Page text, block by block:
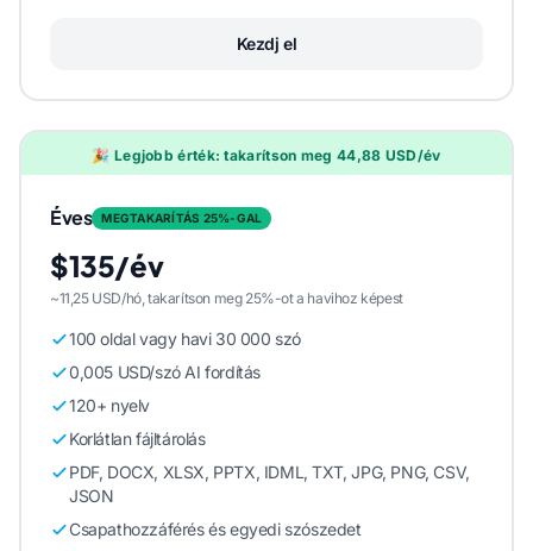
Kezdj el
🎉 Legjobb érték: takarítson meg 44,88 USD/év
Éves MEGTAKARÍTÁS 25%-GAL
$135/év
~11,25 USD/hó, takarítson meg 25%-ot a havihoz képest
100 oldal vagy havi 30 000 szó
0,005 USD/szó AI fordítás
120+ nyelv
Korlátlan fájltárolás
PDF, DOCX, XLSX, PPTX, IDML, TXT, JPG, PNG, CSV,
JSON
Csapathozzáférés és egyedi szószedet